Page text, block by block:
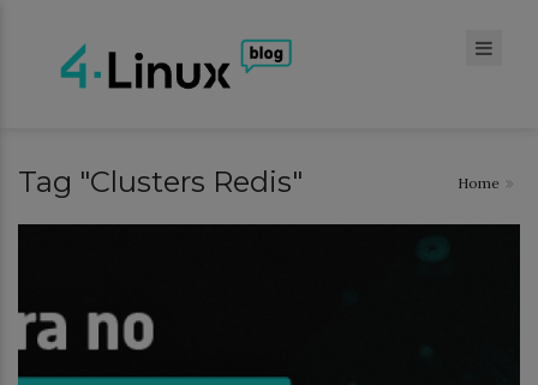
Tag "Clusters Redis" Home